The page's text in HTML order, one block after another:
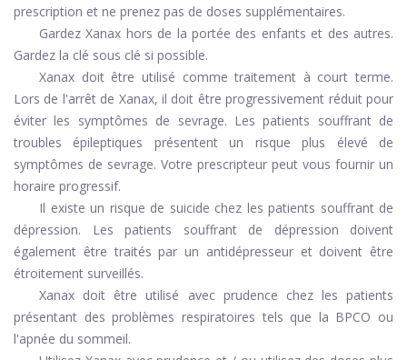
prescription et ne prenez pas de doses supplémentaires.
Gardez Xanax hors de la portée des enfants et des autres.
Gardez la clé sous clé si possible.
Xanax doit être utilisé comme traitement à court terme.
Lors de l'arrêt de Xanax, il doit être progressivement réduit pour
éviter les symptômes de sevrage. Les patients souffrant de
troubles épileptiques présentent un risque plus élevé de
symptômes de sevrage. Votre prescripteur peut vous fournir un
horaire progressif.
Il existe un risque de suicide chez les patients souffrant de
dépression. Les patients souffrant de dépression doivent
également être traités par un antidépresseur et doivent être
étroitement surveillés.
Xanax doit être utilisé avec prudence chez les patients
présentant des problèmes respiratoires tels que la BPCO ou
l'apnée du sommeil.